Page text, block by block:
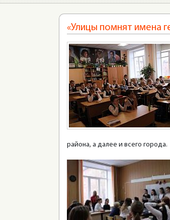
«Улицы помнят имена
района, а далее и всего города.